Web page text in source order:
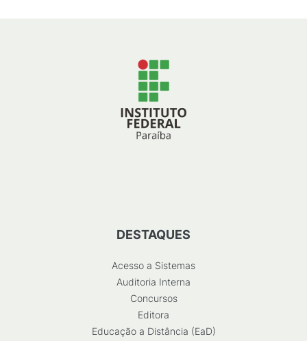
DESTAQUES
Acesso a Sistemas
Auditoria Interna
Concursos
Editora
Educação a Distância (EaD)